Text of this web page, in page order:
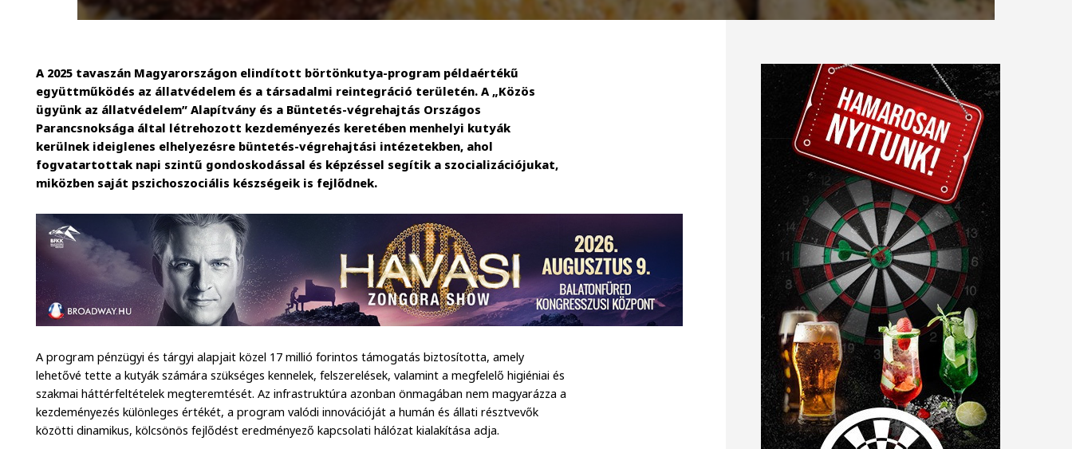
A 2025 tavaszán Magyarországon elindított börtönkutya-program példaértékű
együttműködés az állatvédelem és a társadalmi reintegráció területén. A „Közös
ügyünk az állatvédelem” Alapítvány és a Büntetés-végrehajtás Országos
Parancsnoksága által létrehozott kezdeményezés keretében menhelyi kutyák
kerülnek ideiglenes elhelyezésre büntetés-végrehajtási intézetekben, ahol
fogvatartottak napi szintű gondoskodással és képzéssel segítik a szocializációjukat,
miközben saját pszichoszociális készségeik is fejlődnek.
A program pénzügyi és tárgyi alapjait közel 17 millió forintos támogatás biztosította, amely
lehetővé tette a kutyák számára szükséges kennelek, felszerelések, valamint a megfelelő higiéniai és
szakmai háttérfeltételek megteremtését. Az infrastruktúra azonban önmagában nem magyarázza a
kezdeményezés különleges értékét, a program valódi innovációját a humán és állati résztvevők
közötti dinamikus, kölcsönös fejlődést eredményező kapcsolati hálózat kialakítása adja.